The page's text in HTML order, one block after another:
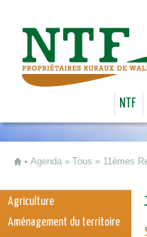
NTF
Agenda » Tous » 11èmes
Agriculture
Aménagement du territoire